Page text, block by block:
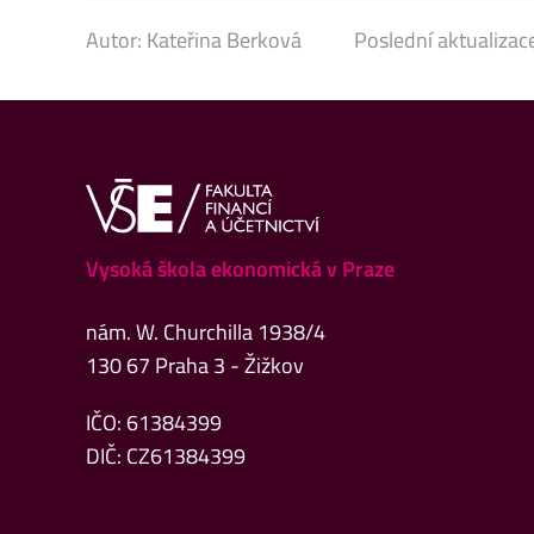
Autor: Kateřina Berková Poslední
Vysoká škola ekonomická v Praze
nám. W. Churchilla 1938/4
130 67 Praha 3 - Žižkov
IČO: 61384399
DIČ: CZ61384399